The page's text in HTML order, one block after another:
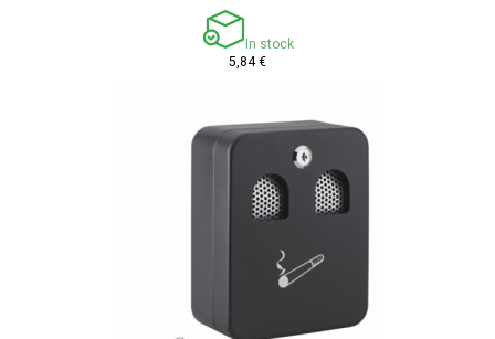
In stock
5,84 €